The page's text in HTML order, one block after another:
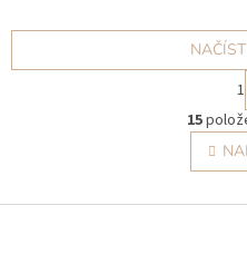
ještě dlouho svoji typickou
1
15
Z